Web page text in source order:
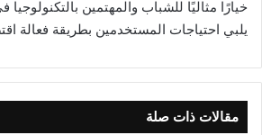
خيارًا مثاليًا للشباب والمهتمين
يلبي احتياجات المستخدمين بطريقة فعالة
مقالات ذات صلة